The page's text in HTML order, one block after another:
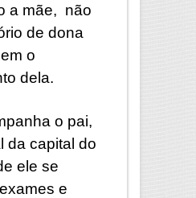
a mãe, não
de dona
o
dela.
o pai,
da capital do
ele se
e